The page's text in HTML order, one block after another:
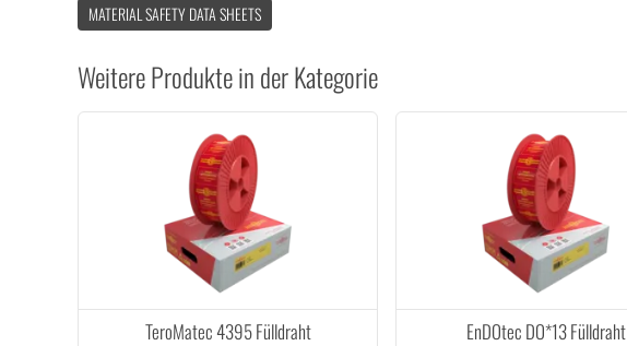
MATERIAL SAFETY DATA SHEETS
Weitere Produkte in der Kategorie
TeroMatec 4395 Fülldraht EnDOtec DO*13 Fülldraht